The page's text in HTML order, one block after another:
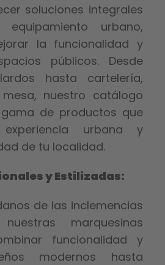
soluciones integrales
urbano,
la funcionalidad y
públicos. Desde
hasta cartelería,
nuestro catálogo
de productos que
urbana y
de tu localidad.
y Estilizadas:
de las inclemencias
marquesinas
funcionalidad y
modernos hasta